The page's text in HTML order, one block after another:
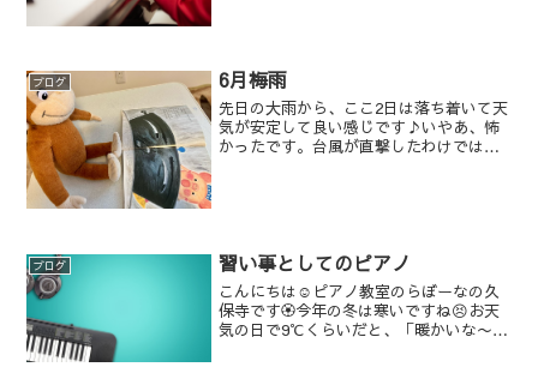
ブログ 6月梅雨
先日の大雨から、ここ2日は落ち着いて天
気が安定して良い感じです♪いやあ、怖
かったです。台風が直撃したわけではな
ブログ 習い事としてのピアノ
こんにちは☺️ピアノ教室のらぼーなの久
保寺です🏵️今年の冬は寒いですね😣お天
気の日で9℃くらいだと、「暖かいな〜」